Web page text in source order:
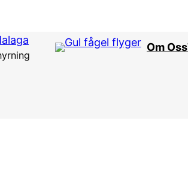
Om Oss